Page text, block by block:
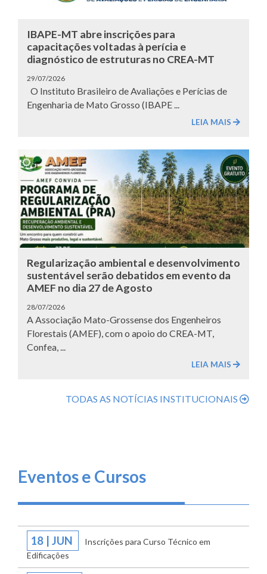
IBAPE-MT abre inscrições para
capacitações voltadas à perícia e
diagnóstico de estruturas no CREA-MT
29/07/2026
O Instituto Brasileiro de Avaliações e Perícias de
Engenharia de Mato Grosso (IBAPE ...
LEIA MAIS
Regularização ambiental e desenvolvimento
sustentável serão debatidos em evento da
AMEF no dia 27 de Agosto
28/07/2026
A Associação Mato-Grossense dos Engenheiros
Florestais (AMEF), com o apoio do CREA-MT,
Confea, ...
LEIA MAIS
TODAS AS NOTÍCIAS INSTITUCIONAIS
Eventos e Cursos
18 | JUN
Inscrições para Curso Técnico em
Edificações